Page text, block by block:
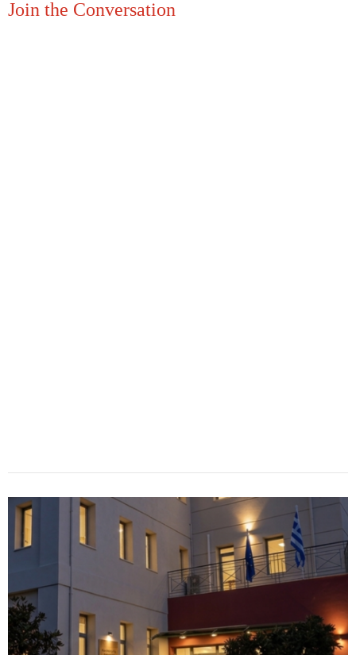
Join the Conversation